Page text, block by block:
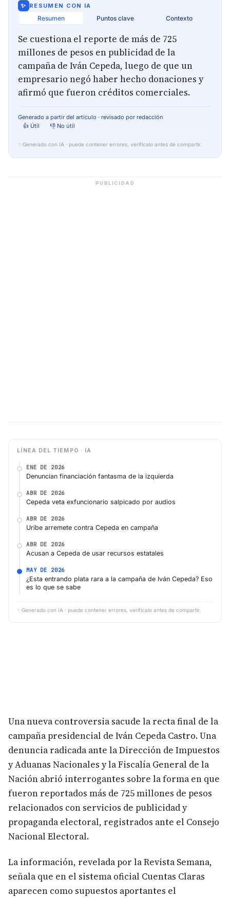
✨ RESUMEN CON IA
Resumen Puntos clave Contexto
Se cuestiona el reporte de más de 725
millones de pesos en publicidad de la
campaña de Iván Cepeda, luego de que un
empresario negó haber hecho donaciones y
afirmó que fueron créditos comerciales.
Generado a partir del artículo · revisado por redacción
👍 Útil
👎 No útil
✨ Generado con IA · puede contener errores, verifícalo antes de compartir.
PUBLICIDAD
LÍNEA DEL TIEMPO · IA
ENE DE 2026
Denuncian financiación fantasma de la izquierda
ABR DE 2026
Cepeda veta exfuncionario salpicado por audios
ABR DE 2026
Uribe arremete contra Cepeda en campaña
ABR DE 2026
Acusan a Cepeda de usar recursos estatales
MAY DE 2026
¿Esta entrando plata rara a la campaña de Iván Cepeda? Eso
es lo que se sabe
✨ Generado con IA · puede contener errores, verifícalo antes de compartir.
Una nueva controversia sacude la recta final de la
campaña presidencial de Iván Cepeda Castro. Una
denuncia radicada ante la Dirección de Impuestos
y Aduanas Nacionales y la Fiscalía General de la
Nación abrió interrogantes sobre la forma en que
fueron reportados más de 725 millones de pesos
relacionados con servicios de publicidad y
propaganda electoral, registrados ante el Consejo
Nacional Electoral.
La información, revelada por la Revista Semana,
señala que en el sistema oficial Cuentas Claras
aparecen como supuestos aportantes el